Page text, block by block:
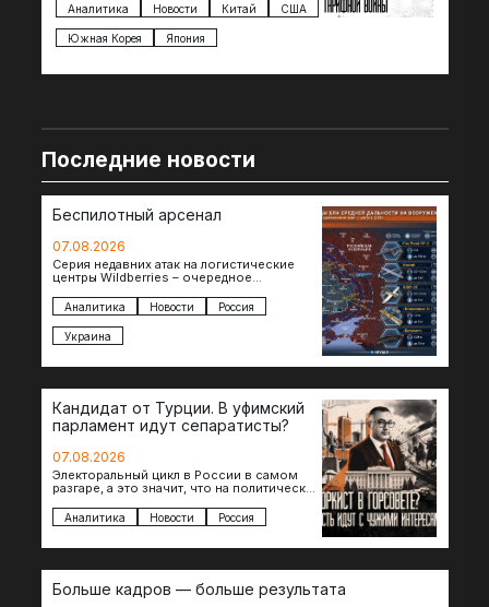
импорта из более 100 стран…
Аналитика Новости Китай США
Южная Корея Япония
Последние новости
Беспилотный арсенал
07.08.2026
Серия недавних атак на логистические
центры Wildberries – очередное
российского тыла. И суть здесь даже не…
Аналитика Новости Россия
Украина
Кандидат от Турции. В уфимский
парламент идут сепаратисты?
07.08.2026
Электоральный цикл в России в самом
разгаре, а это значит, что на политическое
сомнительной репутацией….
Аналитика Новости Россия
Больше кадров — больше результата